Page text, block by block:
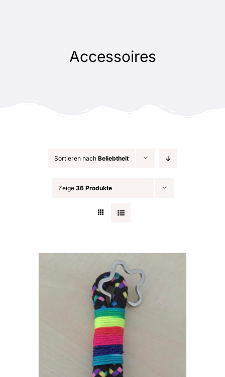
Accessoires
Sortieren nach Beliebtheit
Zeige 36 Produkte